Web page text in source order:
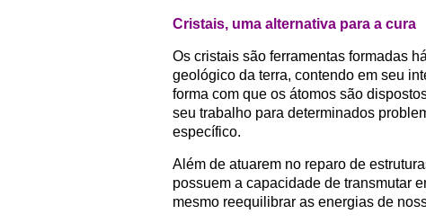
Cristais, uma alternativa para a cura
Os cristais são ferramentas formadas
geológico da terra, contendo em seu
forma com que os átomos são
seu trabalho para determinados
específico.
Além de atuarem no reparo de
possuem a capacidade de transmutar
mesmo reequilibrar as energias de